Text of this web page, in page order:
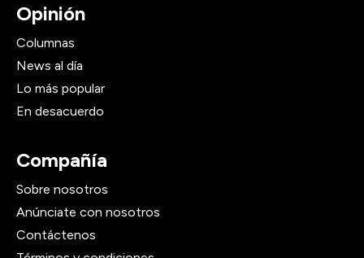
Opinión
Columnas
News al día
Lo más popular
En desacuerdo
Compañía
Sobre nosotros
Anúnciate con nosotros
Contáctenos